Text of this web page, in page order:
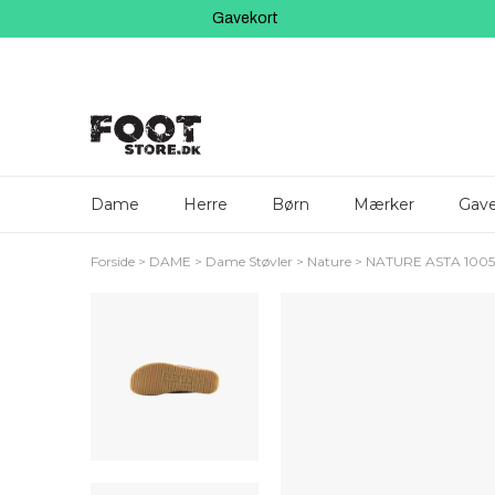
Gavekort
Dame Herre Børn Mærker
Forside DAME Dame Støvler Nature NATURE ASTA